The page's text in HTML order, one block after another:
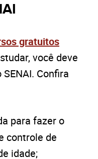
gratuitos
você deve
Confira
para fazer o
controle de
idade;